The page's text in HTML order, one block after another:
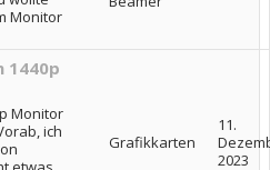
Monitor
1440p
Monitor
ich
Grafikkarten
11.
2023